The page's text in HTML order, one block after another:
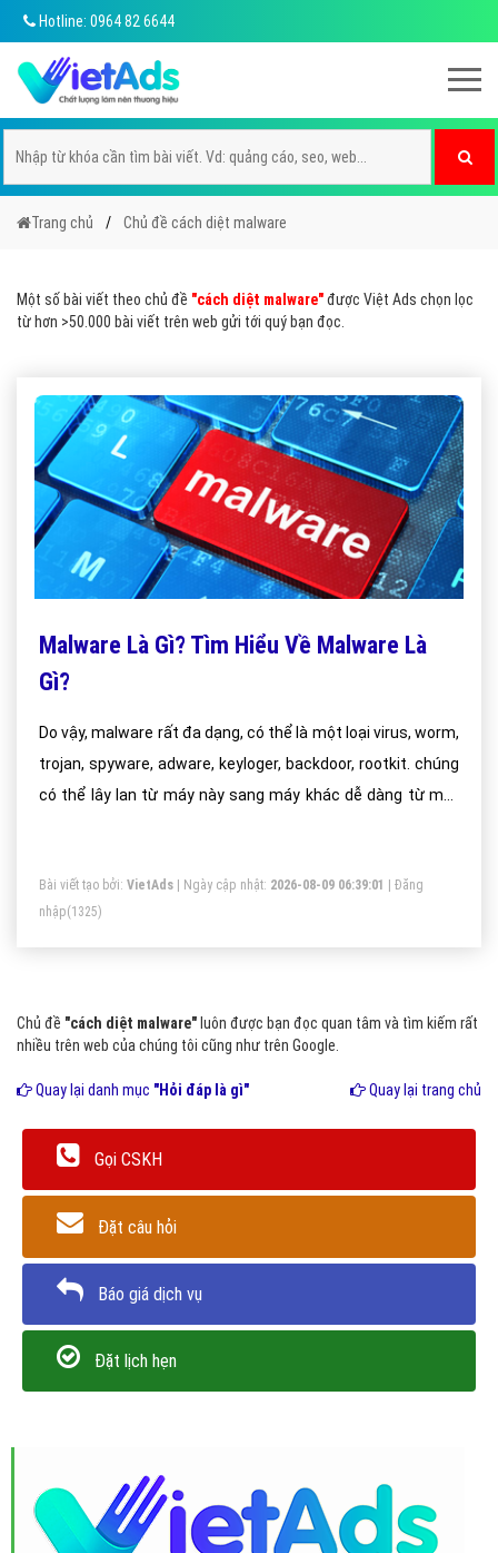
Hotline: 0964 82 6644
Trang chủ Chủ đề cách diệt malware
Một số bài viết theo chủ đề "cách diệt malware"được Việt Ads chọn lọc
từ hơn >50.000 bài viết trên web gửi tới quý bạn đọc.
Malware Là Gì? Tìm Hiểu Về Malware Là
Gì?
Do vậy, malware rất đa dạng, có thể là một loại virus, worm,
trojan, spyware, adware, keyloger, backdoor, rootkit. chúng
có thể lây lan từ máy này sang máy khác dễ dàng từ một
phức tạp.
Bài viết tạo bởi: VietAds | Ngày cập nhật: 2026-08-09 06:39:01
Đăng
nhập(1325)
Chủ đề "cách diệt malware" luôn được bạn đọc quan tâm và tìm kiếm rất
nhiều trên web của chúng tôi cũng như trên Google.
Quay lại danh mục "Hỏi đáp là gì" Quay lại trang chủ
Gọi CSKH
Đặt câu hỏi
Báo giá dịch vụ
Đặt lịch hẹn